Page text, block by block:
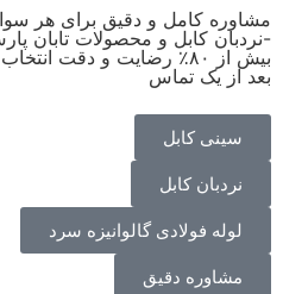
مشاوره کامل و دقیق برای هر
-نردبان کابل و محصولات تابان
بیش از ۸۰٪ رضایت و دقت
بعد از یک تماس
سینی کابل
نردبان کابل
لوله فولادی گالوانیزه سرد
مشاوره دقیق